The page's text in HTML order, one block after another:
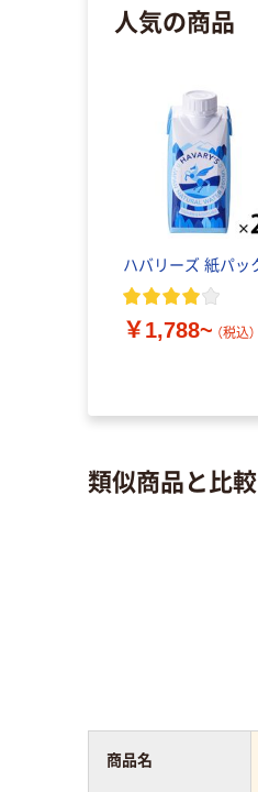
人気の商品
ハバリーズ 紙パッ
￥1,788~ （税込）
類似商品と比較
商品名